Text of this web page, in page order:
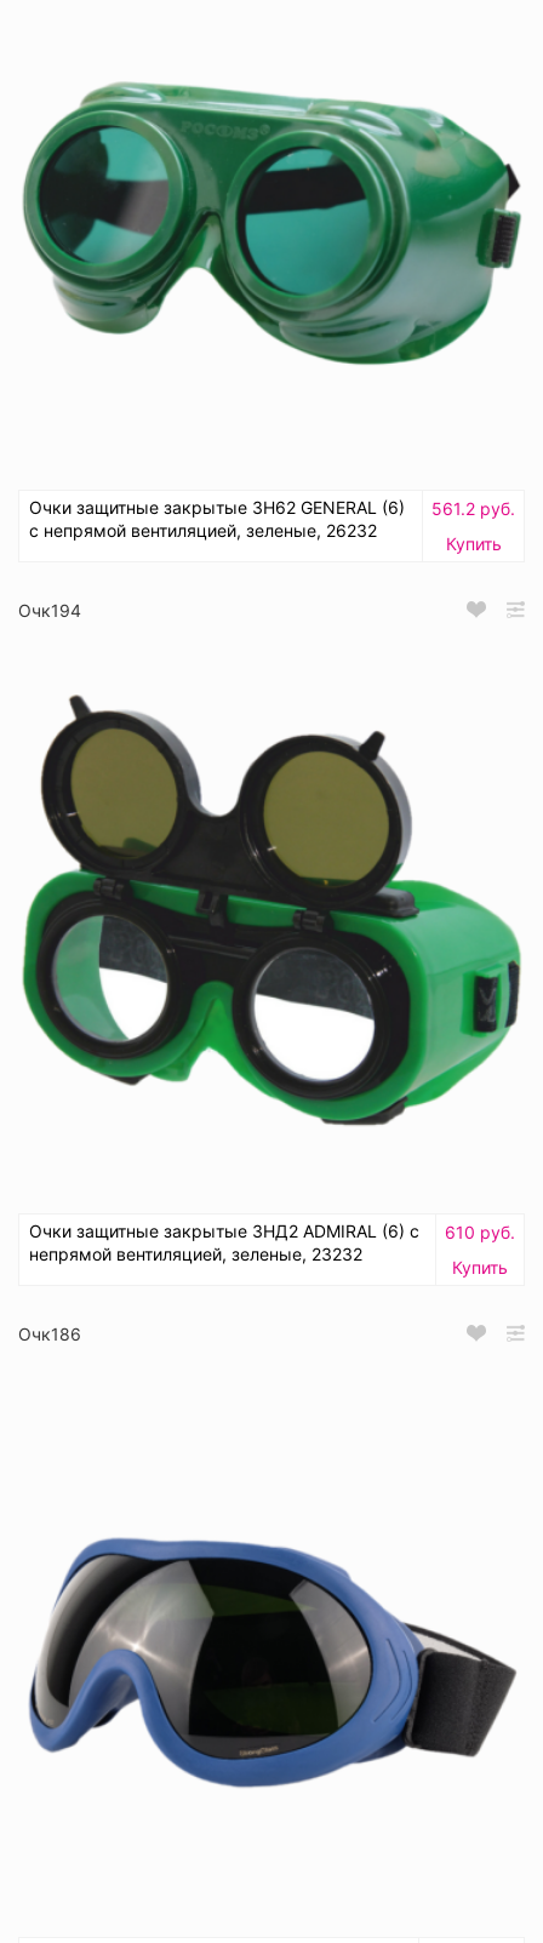
Очки защитные закрытые ЗН62 GENERAL (6)
с непрямой вентиляцией, зеленые, 26232
561.2 руб.
Купить
Очк194
Очки защитные закрытые ЗНД2 ADMIRAL (6) с
непрямой вентиляцией, зеленые, 23232
610 руб.
Купить
Очк186